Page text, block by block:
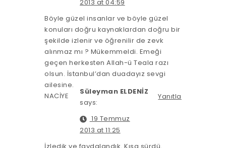
2013 at 04:59
Böyle güzel insanlar ve böyle güzel
konuları doğru kaynaklardan doğru bir
şekilde izlenir ve öğrenilir de zevk
alınmaz mı ? Mükemmeldi. Emeği
geçen herkesten Allah-ü Teala razı
olsun. İstanbul’dan duadayız sevgi
ailesine.
NACİYE
Yanıtla
Süleyman ELDENİZ
says:
19 Temmuz
2013 at 11:25